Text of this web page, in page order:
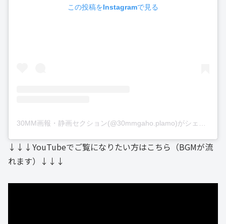
この投稿をInstagramで見る
↓↓↓YouTubeでご覧になりたい方はこちら（BGMが流
れます）↓↓↓